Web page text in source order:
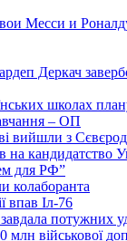
Месси и
Деркач
школах
– ОП
вийшли з
на кандидатство
для РФ”
колаборанта
впав Іл-76
завдала потужних
військової